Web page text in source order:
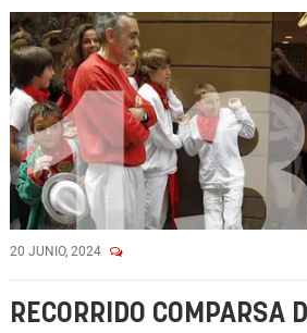
20 JUNIO, 2024
RECORRIDO COMPARSA